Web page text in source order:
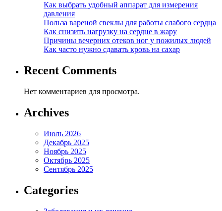
Как выбрать удобный аппарат для измерения
давления
Польза вареной свеклы для работы слабого сердца
Как снизить нагрузку на сердце в жару
Причины вечерних отеков ног у пожилых людей
Как часто нужно сдавать кровь на сахар
Recent Comments
Нет комментариев для просмотра.
Archives
Июль 2026
Декабрь 2025
Ноябрь 2025
Октябрь 2025
Сентябрь 2025
Categories